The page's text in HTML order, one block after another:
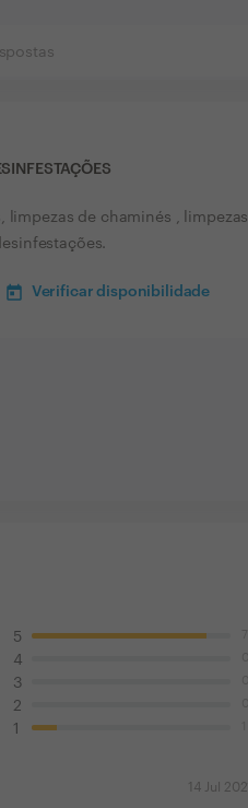
limpezas de chaminés , limpezas
Verificar disponibilidade
5
4
3
2
1
14 Jul 2021